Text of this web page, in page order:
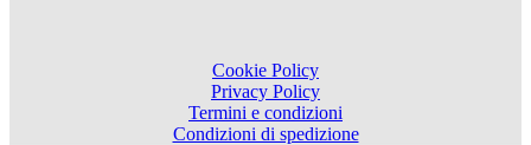
Cookie Policy
Privacy Policy
Termini e condizioni
Condizioni di spedizione